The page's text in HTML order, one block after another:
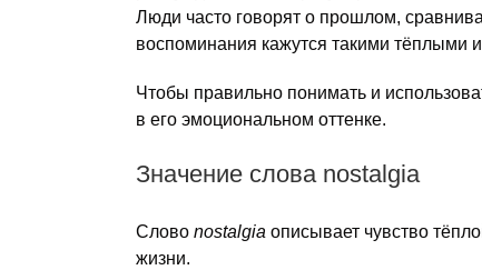
Люди часто говорят о прошлом,
воспоминания кажутся такими тёплыми
Чтобы правильно понимать и
в его эмоциональном оттенке.
Значение слова nostalgia
Слово nostalgia описывает чувство
жизни.